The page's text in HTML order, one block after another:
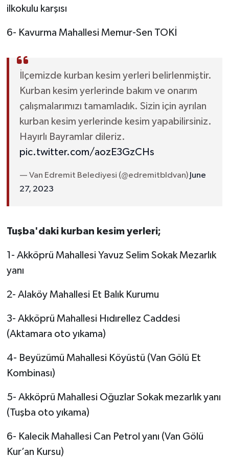
ilkokulu karşısı
6- Kavurma Mahallesi Memur-Sen TOKİ
İlçemizde kurban kesim yerleri belirlenmiştir.
Kurban kesim yerlerinde bakım ve onarım
çalışmalarımızı tamamladık. Sizin için ayrılan
kurban kesim yerlerinde kesim yapabilirsiniz.
Hayırlı Bayramlar dileriz.
pic.twitter.com/aozE3GzCHs
— Van Edremit Belediyesi (@edremitbldvan) June
27, 2023
Tuşba'daki kurban kesim yerleri;
1- Akköprü Mahallesi Yavuz Selim Sokak Mezarlık
yanı
2- Alaköy Mahallesi Et Balık Kurumu
3- Akköprü Mahallesi Hıdırellez Caddesi
(Aktamara oto yıkama)
4- Beyüzümü Mahallesi Köyüstü (Van Gölü Et
Kombinası)
5- Akköprü Mahallesi Oğuzlar Sokak mezarlık yanı
(Tuşba oto yıkama)
6- Kalecik Mahallesi Can Petrol yanı (Van Gölü
Kur’an Kursu)